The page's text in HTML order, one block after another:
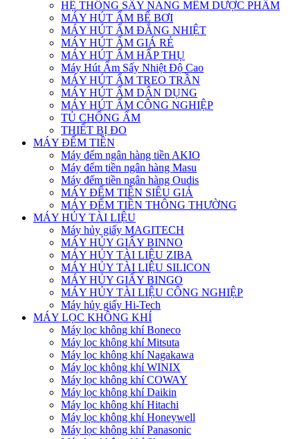
HỆ THỐNG SẤY NANG MỀM DƯỢC PHẨM
MÁY HÚT ẨM BỂ BƠI
MÁY HÚT ẨM ĐẲNG NHIỆT
MÁY HÚT ẨM GIÁ RẺ
MÁY HÚT ẨM HẤP THỤ
Máy Hút Ẩm Sấy Nhiệt Độ Cao
MÁY HÚT ẨM TREO TRẦN
MÁY HÚT ẨM DÂN DỤNG
MÁY HÚT ẨM CÔNG NGHIỆP
TỦ CHỐNG ẨM
THIẾT BỊ ĐO
MÁY ĐẾM TIỀN
Máy đếm ngân hàng tiền AKIO
Máy đếm tiền ngân hàng Masu
Máy đếm tiền ngân hàng Oudis
MÁY ĐẾM TIỀN SIÊU GIẢ
MÁY ĐẾM TIỀN THÔNG THƯỜNG
MÁY HỦY TÀI LIỆU
Máy hủy giấy MAGITECH
MÁY HỦY GIẤY BINNO
MÁY HỦY TÀI LIỆU ZIBA
MÁY HỦY TÀI LIỆU SILICON
MÁY HỦY GIẤY BINGO
MÁY HỦY TÀI LIỆU CÔNG NGHIỆP
Máy hủy giấy Hi-Tech
MÁY LỌC KHÔNG KHÍ
Máy lọc không khí Boneco
Máy lọc không khí Mitsuta
Máy lọc không khí Nagakawa
Máy lọc không khí WINIX
Máy lọc không khí COWAY
Máy lọc không khí Daikin
Máy lọc không khí Hitachi
Máy lọc không khí Honeywell
Máy lọc không khí Panasonic